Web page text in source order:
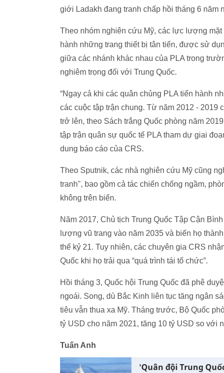
giới Ladakh đang tranh chấp hồi tháng 6 năm
Theo nhóm nghiên cứu Mỹ, các lực lượng mặt
hành những trang thiết bị tân tiến, được sử
giữa các nhánh khác nhau của PLA trong
nghiêm trọng đối với Trung Quốc.
“Ngay cả khi các quân chủng PLA tiến hành
các cuộc tập trận chung. Từ năm 2012 -
trở lên, theo Sách trắng Quốc phòng năm
tập trận quân sự quốc tế PLA tham dự giai
dung báo cáo của CRS.
Theo Sputnik, các nhà nghiên cứu Mỹ cũng
tranh", bao gồm cả tác chiến chống ngầm,
không trên biển.
Năm 2017, Chủ tịch Trung Quốc Tập Cận
lượng vũ trang vào năm 2035 và biến họ
thế kỷ 21. Tuy nhiên, các chuyên gia CRS
Quốc khi họ trải qua “quá trình tái tổ chức”.
Hồi tháng 3, Quốc hội Trung Quốc đã phê
ngoái. Song, dù Bắc Kinh liên tục tăng ngân
tiêu vẫn thua xa Mỹ. Tháng trước, Bộ Quốc
tỷ USD cho năm 2021, tăng 10 tỷ USD so với
Tuấn Anh
'Quân đội Trung